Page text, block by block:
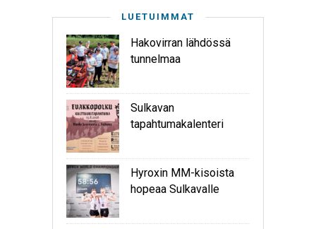
LUETUIMMAT
Hakovirran lähdössä
tunnelmaa
Sulkavan
tapahtumakalenteri
Hyroxin MM-kisoista
hopeaa Sulkavalle